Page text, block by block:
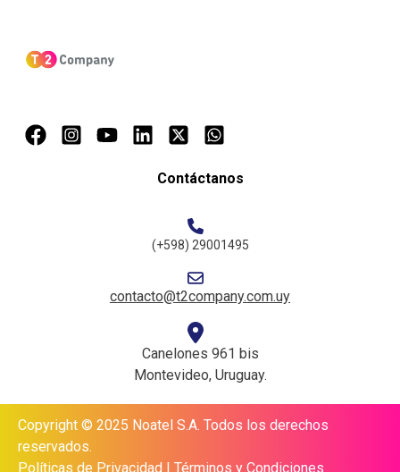
Contáctanos
(+598) 29001495
contacto@t2company.com.uy
Canelones 961 bis
Montevideo, Uruguay.
Copyright © 2025 Noatel S.A. Todos los derechos
reservados.
Políticas de Privacidad | Términos y Condiciones